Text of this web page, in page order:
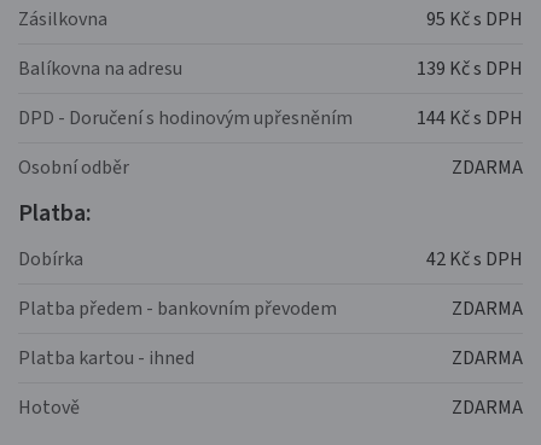
Zásilkovna
95 Kč s DPH
Balíkovna na adresu
139 Kč s DPH
DPD - Doručení s hodinovým upřesněním
144 Kč s DPH
Osobní odběr
ZDARMA
Platba:
Dobírka
42 Kč s DPH
Platba předem - bankovním převodem
ZDARMA
Platba kartou - ihned
ZDARMA
Hotově
ZDARMA